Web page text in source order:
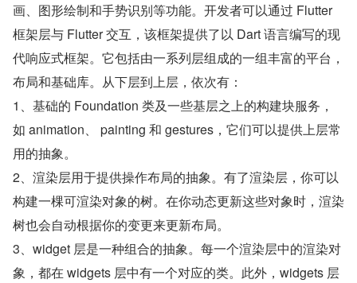
画、图形绘制和手势识别等功能。开发者可以通过 Flutter
框架层与 Flutter 交互，该框架提供了以 Dart 语言编写的现
代响应式框架。它包括由一系列层组成的一组丰富的平台，
布局和基础库。从下层到上层，依次有：
1、基础的 Foundation 类及一些基层之上的构建块服务，
如 animation、 painting 和 gestures，它们可以提供上层常
用的抽象。
2、渲染层用于提供操作布局的抽象。有了渲染层，你可以
构建一棵可渲染对象的树。在你动态更新这些对象时，渲染
树也会自动根据你的变更来更新布局。
3、widget 层是一种组合的抽象。每一个渲染层中的渲染对
象，都在 widgets 层中有一个对应的类。此外，widgets 层